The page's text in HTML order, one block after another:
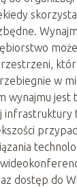
w
wynajmu jest
infrastruktury
dostęp do